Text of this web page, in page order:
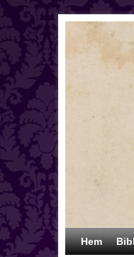
Hoppa till
Hoppa till
Hem